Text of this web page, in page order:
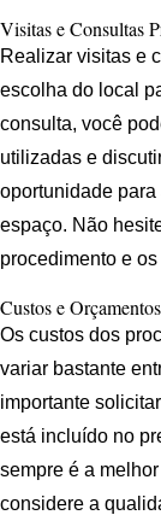
Visitas e Consultas
Realizar visitas e
escolha do local
consulta, você
utilizadas e
oportunidade
espaço. Não
procedimento e
Custos e Orçamentos
Os custos dos
variar bastante
importante
está incluído no
sempre é a
considere a